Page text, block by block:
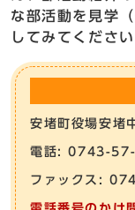
な部活動を見学
してみてください
安堵町役場安堵
電話: 0743-
ファックス: